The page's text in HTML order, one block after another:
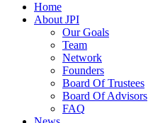
Home
About JPI
Our Goals
Team
Network
Founders
Board Of Trustees
Board Of Advisors
FAQ